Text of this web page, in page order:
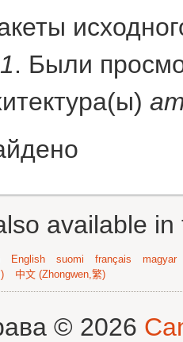
. Были
available
English suomi français
magyar
中文 (Zhongwen,繁)
© 2026